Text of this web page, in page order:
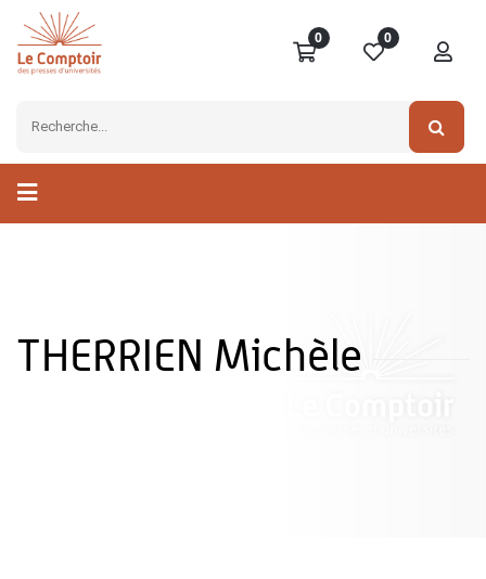
0 0
THERRIEN Michèle